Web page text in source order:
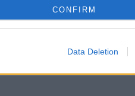
CONFIRM
Data Deletion